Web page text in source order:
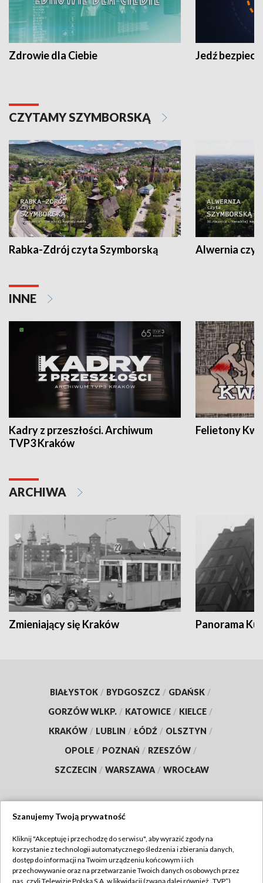
Zdrowie dla Ciebie Jedź
CZYTAMY SZYMBORSKĄ
Rabka-Zdrój czyta Szymborską Alwernia
INNE
Kadry z przeszłości. Archiwum
TVP3 Kraków
Felietony
ARCHIWA
Zmieniający się Kraków Panorama
BIAŁYSTOK / BYDGOSZCZ / GDAŃSK /
GORZÓW WLKP. / KATOWICE / KIELCE /
KRAKÓW / LUBLIN / ŁÓDŹ / OLSZTYN /
OPOLE / POZNAŃ / RZESZÓW /
SZCZECIN / WARSZAWA / WROCŁAW
TVP
Abonament TVP
Regulamin TVP
Szanujemy Twoją prywatność
Kliknij "Akceptuję i przechodzę do serwisu", aby wyrazić zgody na
korzystanie z technologii automatycznego śledzenia i zbierania danych,
dostęp do informacji na Twoim urządzeniu końcowym i ich
przechowywanie oraz na przetwarzanie Twoich danych osobowych przez
nas, czyli Telewizję Polską S.A. w likwidacji (zwaną dalej również „TVP”),